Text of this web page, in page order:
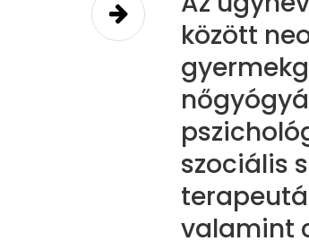
között
szociális
valamint